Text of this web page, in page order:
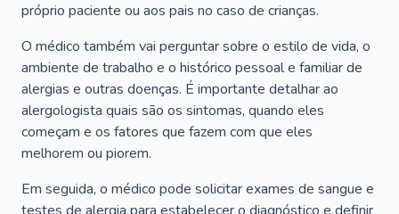
próprio paciente ou aos pais no caso de crianças.
O médico também vai perguntar sobre o estilo de vida, o
ambiente de trabalho e o histórico pessoal e familiar de
alergias e outras doenças. É importante detalhar ao
alergologista quais são os sintomas, quando eles
começam e os fatores que fazem com que eles
melhorem ou piorem.
Em seguida, o médico pode solicitar exames de sangue e